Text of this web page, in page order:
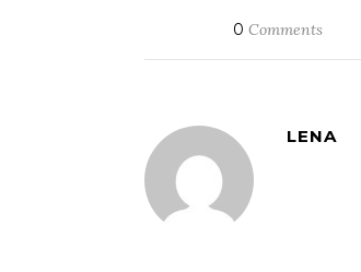
0 Comments
LENA